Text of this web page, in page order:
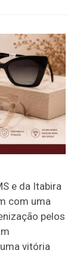
e da Itabira
com uma
pelos
vitória